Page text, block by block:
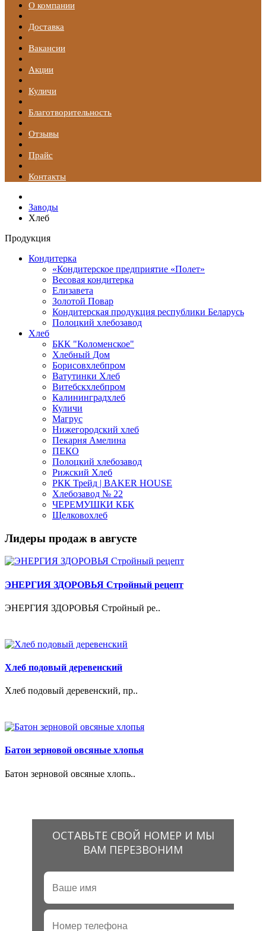
О компании
Доставка
Вакансии
Акции
Куличи
Благотворительность
Отзывы
Прайс
Контакты
Заводы
Хлеб
Продукция
Кондитерка
«Кондитерское предприятие «Полет»
Весовая кондитерка
Елизавета
Золотой Повар
Кондитерская продукция республики Беларусь
Полоцкий хлебозавод
Хлеб
БКК "Коломенское"
Хлебный Дом
Борисовхлебпром
Ватутинки Хлеб
Витебскхлебпром
Калининградхлеб
Куличи
Магрус
Нижегородский хлеб
Пекарня Амелина
ПЕКО
Полоцкий хлебозавод
Рижский Хлеб
РКК Трейд | BAKER HOUSE
Хлебозавод № 22
ЧЕРЕМУШКИ КБК
Щелковохлеб
Лидеры продаж в августе
ЭНЕРГИЯ ЗДОРОВЬЯ Стройный рецепт
ЭНЕРГИЯ ЗДОРОВЬЯ Стройный ре..
Хлеб подовый деревенский
Хлеб подовый деревенский, пр..
Батон зерновой овсяные хлопья
Батон зерновой овсяные хлопь..
ОСТАВЬТЕ СВОЙ НОМЕР И МЫ
ВАМ ПЕРЕЗВОНИМ